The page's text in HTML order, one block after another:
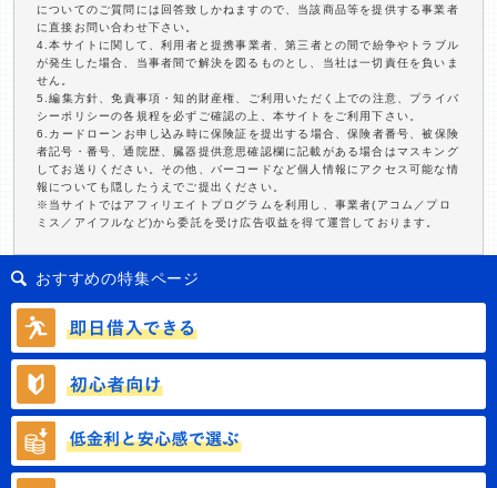
についてのご質問には回答致しかねますので、当該商品等を提供する事業者
に直接お問い合わせ下さい。
4.本サイトに関して、利用者と提携事業者、第三者との間で紛争やトラブル
が発生した場合、当事者間で解決を図るものとし、当社は一切責任を負いま
せん。
5.編集方針、免責事項・知的財産権、ご利用いただく上での注意、プライバ
シーポリシーの各規程を必ずご確認の上、本サイトをご利用下さい。
6.カードローンお申し込み時に保険証を提出する場合、保険者番号、被保険
者記号・番号、通院歴、臓器提供意思確認欄に記載がある場合はマスキング
してお送りください。その他、バーコードなど個人情報にアクセス可能な情
報についても隠したうえでご提出ください。
※当サイトではアフィリエイトプログラムを利用し、事業者(アコム／プロ
ミス／アイフルなど)から委託を受け広告収益を得て運営しております。
おすすめの特集ページ